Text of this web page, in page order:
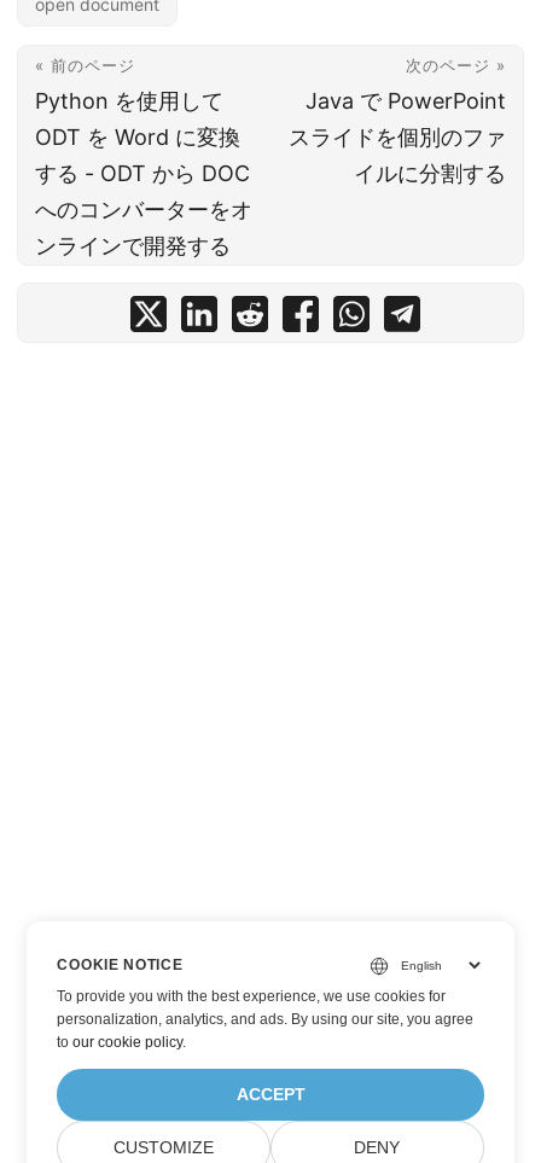
« 前のページ
Python を使用して
ODT を Word に変換
する - ODT から DOC
へのコンバーターをオ
ンラインで開発する
次のページ »
Java で PowerPoint
スライドを個別のファ
イルに分割する
COOKIE NOTICE
To provide you with the best experience, we use cookies for
personalization, analytics, and ads. By using our site, you agree
toour cookie policy.
ACCEPT
CUSTOMIZE DENY